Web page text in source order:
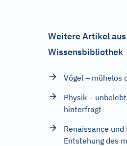
Weitere Artikel
Wissensbibliothek
Vögel – mühelos
Physik –
hinterfragt
Renaissance
Entstehung des